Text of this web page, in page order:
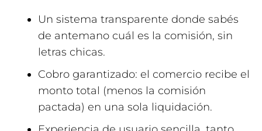
Un sistema transparente donde sabés
de antemano cuál es la comisión, sin
letras chicas.
Cobro garantizado: el comercio recibe el
monto total (menos la comisión
pactada) en una sola liquidación.